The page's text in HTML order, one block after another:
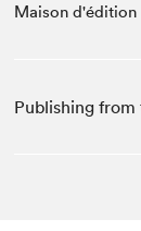
Maison d'édition
Publishing from